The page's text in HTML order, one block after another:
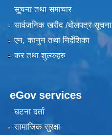
सूचना तथा समाचार
सार्वजनिक खरीद /बोलपत्र सूचना
एन, कानुन तथा निर्देशिका
कर तथा शुल्कहरु
eGov services
घटना दर्ता
सामाजिक सुरक्षा